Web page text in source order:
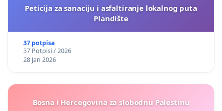
Peticija za sanaciju i asfaltiranje lokalnog puta
Plandište
37 potpisa
37 Potpisi / 2026
28 Jan 2026
Bosna i Hercegovina za slobodnu Palestinu